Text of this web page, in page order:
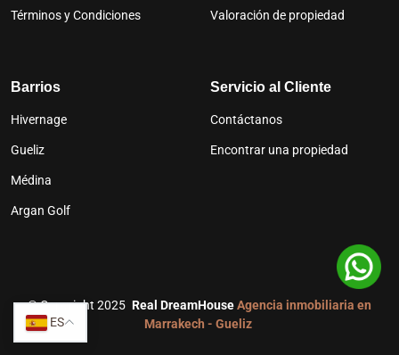
Términos y Condiciones Valoración de propiedad
Barrios
Hivernage
Gueliz
Médina
Argan Golf
Servicio al Cliente
Contáctanos
Encontrar una propiedad
©Copyright 2025 Real DreamHouseAgencia inmobiliaria en
Marrakech - Gueliz
ES